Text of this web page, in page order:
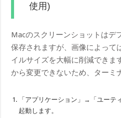
使用)
Macのスクリーンショットはデ
保存されますが、画像によって
イルサイズを大幅に削減できま
から変更できないため、ターミ
「アプリケーション」→「ユー
起動します。